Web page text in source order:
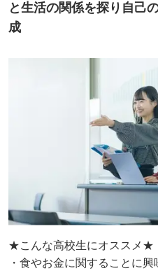
と⽣活の関係を探り⾃⼰
成
★こんな高校生にオススメ★
・食やお金に関することに興